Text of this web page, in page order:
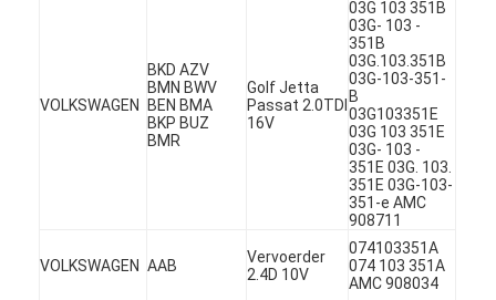
het blok van de motorcilinder
motortrapas
VOLKSWAGEN
BKD AZV
BMN BWV
BEN BMA
BKP BUZ
BMR
Golf Jetta
Passat 2.0TDI
16V
03G 103 351B
03G- 103 -
351B
03G.103.351B
03G-103-351-
B
03G103351E
03G 103 351E
03G- 103 -
351E 03G. 103.
351E 03G-103-
351-e AMC
908711
VOLKSWAGEN AAB
Vervoerder
2.4D 10V
074103351A
074 103 351A
AMC 908034